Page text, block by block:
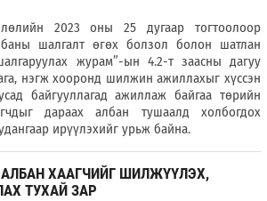
2023 оны 25 дугаар тогтоолоор
шалгалт өгөх болзол болон шатлан
журам”-ын 4.2-т заасны дагуу
нэгж хооронд шилжин ажиллахыг хүссэн
байгууллагад ажиллаж байгаа төрийн
дараах албан тушаалд холбогдох
ирүүлэхийг урьж байна.
ХААГЧИЙГ ШИЛЖҮҮЛЭХ,
ТУХАЙ ЗАР